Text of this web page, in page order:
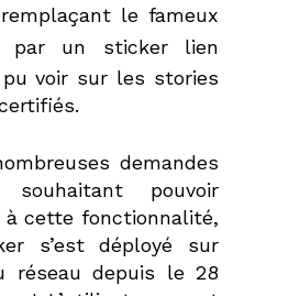
le fameux
par un sticker lien
pu voir sur les stories
demandes
souhaitant pouvoir
à cette fonctionnalité,
s’est déployé sur
réseau depuis le 28